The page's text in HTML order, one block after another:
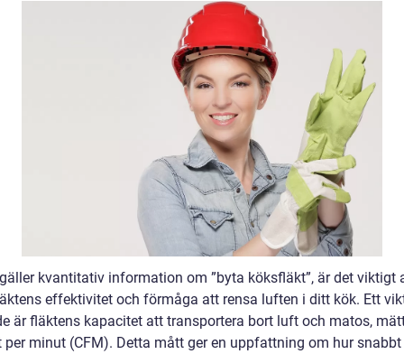
kvantitativ information om ”byta köksfläkt”, är det viktigt
effektivitet och förmåga att rensa luften i ditt kök. Ett
är fläktens kapacitet att transportera bort luft och matos,
minut (CFM). Detta mått ger en uppfattning om hur